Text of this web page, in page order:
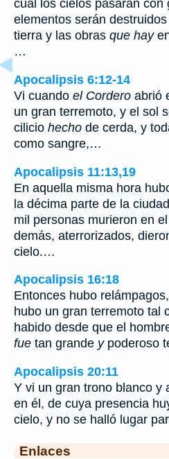
cual los cielos pasarán con
elementos serán
tierra y las obras que hay
…
Apocalipsis 6:12-14
Vi cuando el Cordero abrió
un gran terremoto, y el sol
cilicio hecho de cerda, y
como sangre,…
Apocalipsis 11:13,19
En aquella misma hora
la décima parte de la
mil personas murieron en
demás, aterrorizados,
cielo.…
Apocalipsis 16:18
Entonces hubo
hubo un gran terremoto tal
habido desde que el
fue tan grande ypoderoso
Apocalipsis 20:11
Y vi un gran trono blanco y
en él, de cuya presencia
cielo, y no se halló lugar
Enlaces